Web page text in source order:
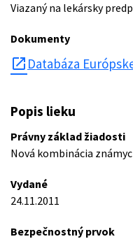
Viazaný na lekársky
Dokumenty
open_in_new Databáza
Popis lieku
Právny základ žiadosti
Nová kombinácia
Vydané
24.11.2011
Bezpečnostný prvok